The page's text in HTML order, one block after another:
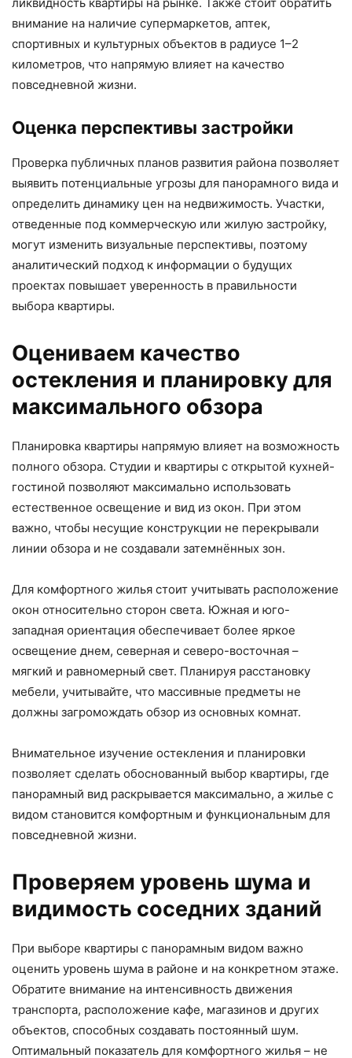
внимание на наличие супермаркетов, аптек,
спортивных и культурных объектов в радиусе 1–2
километров, что напрямую влияет на качество
повседневной жизни.
Оценка перспективы застройки
Проверка публичных планов развития района позволяет
выявить потенциальные угрозы для панорамного вида и
определить динамику цен на недвижимость. Участки,
отведенные под коммерческую или жилую застройку,
могут изменить визуальные перспективы, поэтому
аналитический подход к информации о будущих
проектах повышает уверенность в правильности
выбора квартиры.
Оцениваем качество
остекления и планировку для
максимального обзора
Планировка квартиры напрямую влияет на возможность
полного обзора. Студии и квартиры с открытой кухней-
гостиной позволяют максимально использовать
естественное освещение и вид из окон. При этом
важно, чтобы несущие конструкции не перекрывали
линии обзора и не создавали затемнённых зон.
Для комфортного жилья стоит учитывать расположение
окон относительно сторон света. Южная и юго-
западная ориентация обеспечивает более яркое
освещение днем, северная и северо-восточная –
мягкий и равномерный свет. Планируя расстановку
мебели, учитывайте, что массивные предметы не
должны загромождать обзор из основных комнат.
Внимательное изучение остекления и планировки
позволяет сделать обоснованный выбор квартиры, где
панорамный вид раскрывается максимально, а жилье с
видом становится комфортным и функциональным для
повседневной жизни.
Проверяем уровень шума и
видимость соседних зданий
При выборе квартиры с панорамным видом важно
оценить уровень шума в районе и на конкретном этаже.
Обратите внимание на интенсивность движения
транспорта, расположение кафе, магазинов и других
объектов, способных создавать постоянный шум.
Оптимальный показатель для комфортного жилья – не